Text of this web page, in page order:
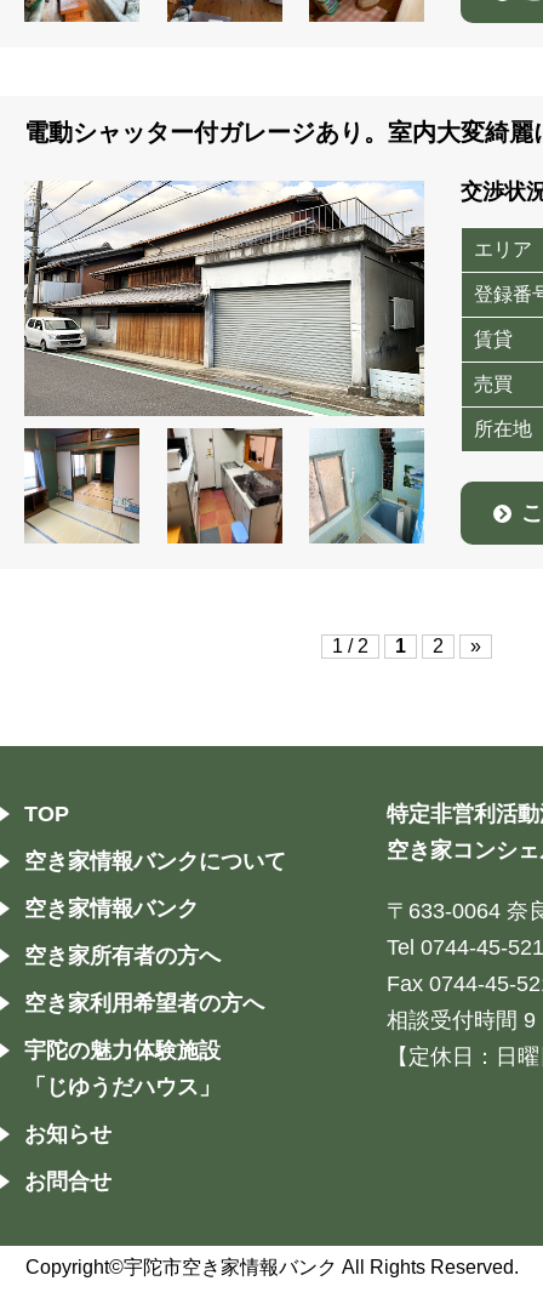
電動シャッター付ガレージあり。室内大変綺
交渉状
エリア
登録番
賃貸
売買
所在地
1 / 2 1 2 »
TOP
空き家情報バンクについて
空き家情報バンク
空き家所有者の方へ
空き家利用希望者の方へ
宇陀の魅力体験施設
「じゆうだハウス」
お知らせ
お問合せ
特定非営利活
空き家コンシ
〒633-0064 奈
Tel 0744-45-
Fax 0744-45-
相談受付時間 9
【定休日：日
Copyright©宇陀市空き家情報バンク All Rights Reserved.